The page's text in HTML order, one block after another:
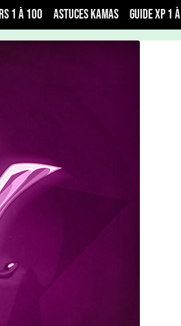
1 à 100 Astuces Kamas Guide xp 1